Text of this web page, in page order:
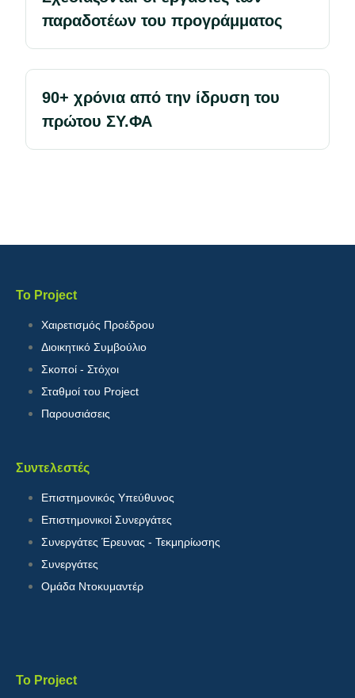
παραδοτέων του προγράμματος
90+ χρόνια από την ίδρυση του
πρώτου ΣΥ.ΦΑ
Το Project
Χαιρετισμός Προέδρου
Διοικητικό Συμβούλιο
Σκοποί - Στόχοι
Σταθμοί του Project
Παρουσιάσεις
Συντελεστές
Επιστημονικός Υπεύθυνος
Επιστημονικοί Συνεργάτες
Συνεργάτες Έρευνας - Τεκμηρίωσης
Συνεργάτες
Ομάδα Ντοκυμαντέρ
Το Project